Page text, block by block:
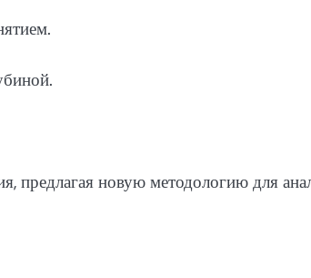
предлагая новую методологию для